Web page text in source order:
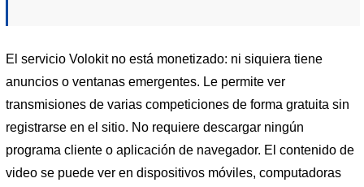
El servicio Volokit no está monetizado: ni siquiera tiene
anuncios o ventanas emergentes. Le permite ver
transmisiones de varias competiciones de forma gratuita sin
registrarse en el sitio. No requiere descargar ningún
programa cliente o aplicación de navegador. El contenido de
video se puede ver en dispositivos móviles, computadoras